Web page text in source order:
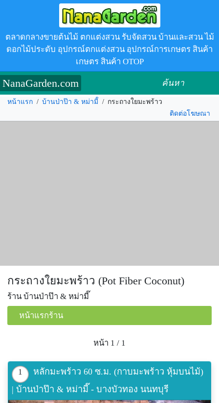
ตลาดกลางขายต้นไม้ ตกแต่งสวน รับจัดสวน บ้านและสวน ไม้
ดอกไม้ประดับ อุปกรณ์ตกแต่งสวน อุปกรณ์การเกษตร สินค้า
เกษตร สินค้า OTOP
NanaGarden.com ค้นหา
หน้าแรก / บ้านป่าป๊า & หม่ามี๊ / กระถางใยมะพร้าว
ติดต่อโฆษณา
กระถางใยมะพร้าว (Pot Fiber Coconut)
ร้าน บ้านป่าป๊า & หม่ามี๊
หน้าแรกร้าน
หน้า 1 / 1
1
หลักมะพร้าว 60 ซ.ม. (กาบมะพร้าว หุ้มบนไม้)
| บ้านป่าป๊า & หม่ามี๊ - บางบัวทอง นนทบุรี